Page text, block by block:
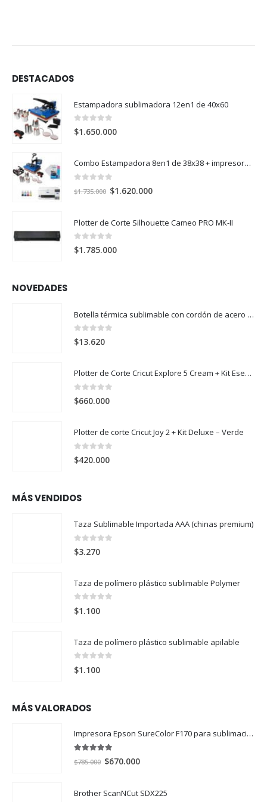
DESTACADOS
Estampadora sublimadora 12en1 de 40x60
0 out of 5
$1.650.000
Combo Estampadora 8en1 de 38x38 + impresora de sublimación Epson SureColor F170
$1.735.000 El
era:
$1.735.000.
$1.620.000El
es:
Plotter de Corte Silhouette Cameo PRO MK-II
0 out of 5
$1.785.000
NOVEDADES
Botella térmica sublimable con cordón de acero 304 500ml
0 out of 5
$13.620
Plotter de Corte Cricut Explore 5 Cream + Kit Esencial
0 out of 5
$660.000
Plotter de corte Cricut Joy 2 + Kit Deluxe – Verde
0
$420.000
MÁS VENDIDOS
Taza Sublimable Importada AAA (chinas premium)
0
$3.270
Taza de polímero plástico sublimable Polymer
0
$1.100
Taza de polímero plástico sublimable apilable
0
$1.100
MÁS VALORADOS
Impresora Epson SureColor F170 para sublimación
out of 5
$785.000 El
era:
$670.000El
es:
Brother ScanNCut SDX225